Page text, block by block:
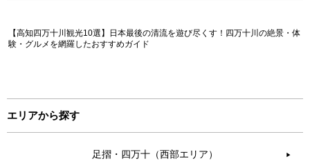
【高知四万十川観光10選】日本最後の清流を遊び尽くす！四万十川の絶景・体
験・グルメを網羅したおすすめガイド
エリアから探す
足摺・四万十（西部エリア） ▶︎